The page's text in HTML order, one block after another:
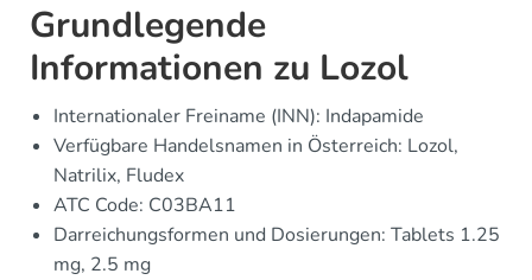
Grundlegende
Informationen zu Lozol
Internationaler Freiname (INN): Indapamide
Verfügbare Handelsnamen in Österreich: Lozol,
Natrilix, Fludex
ATC Code: C03BA11
Darreichungsformen und Dosierungen: Tablets 1.25
mg, 2.5 mg